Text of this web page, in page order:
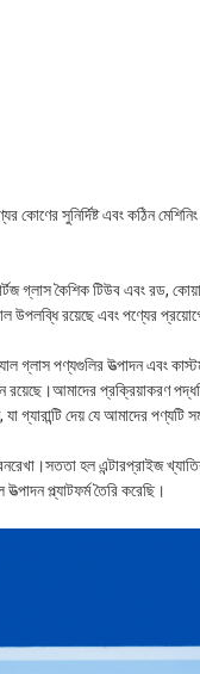
সুনির্দিষ্ট এবং কঠিন
গ্লাস কৈশিক টিউব এবং রড,
উপলব্ধি রয়েছে এবং পণ্যের
গ্লাস পণ্যগুলির উত্পাদন এবং
প্রক্রিয়াকরণ
গ্যারান্টি দেয় যে আমাদের
হল এন্টারপ্রাইজ
প্ল্যাটফর্ম তৈরি করেছি।